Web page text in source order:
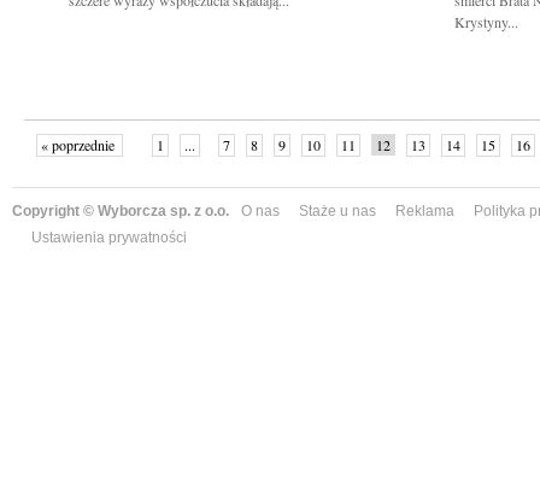
Krystyny...
« poprzednie 1 ... 7 8 9 10 11 12 13 14 15 16
Copyright © Wyborcza sp. z o.o. O nas Staże u nas Reklama
Polityka
Ustawienia prywatności